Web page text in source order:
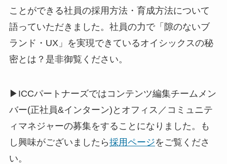
ことができる社員の採用方法・育成方法について
語っていただきました。社員の力で「隙のないブ
ランド・UX」を実現できているオイシックスの秘
密とは？是非御覧ください。
▶ICCパートナーズではコンテンツ編集チームメン
バー(正社員&インターン)とオフィス／コミュニテ
ィマネジャーの募集をすることになりました。も
し興味がございましたら採用ページをご覧くださ
い。